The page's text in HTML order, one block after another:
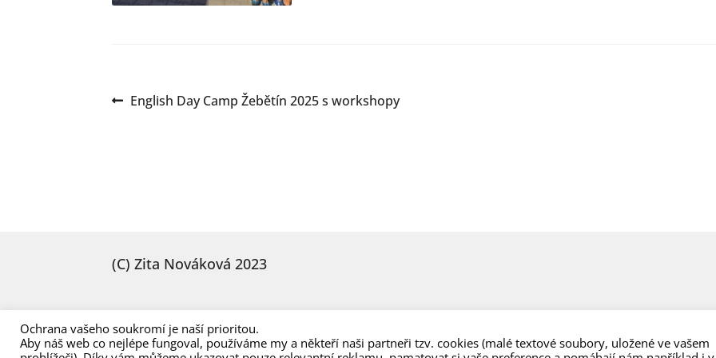
Navigace
Předchozí
English Day Camp Žebětín 2025 s workshopy
(C) Zita Nováková 2023
Ochrana vašeho soukromí je naší prioritou.
Aby náš web co nejlépe fungoval, používáme my a někteří naši partneři tzv. cookies (malé textové soubory, uložené ve vašem